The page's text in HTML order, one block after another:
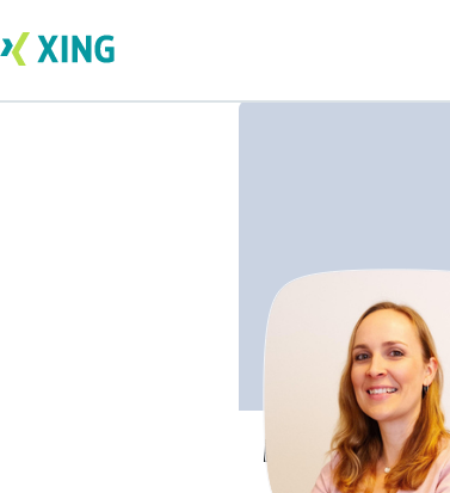
Melanie Jelk